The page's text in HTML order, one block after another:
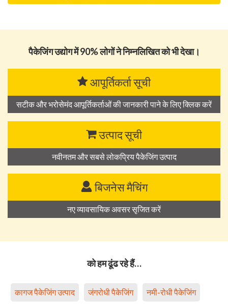
पैकेजिंग उद्योग में 90% लोगों ने निम्नलिखित को भी देखा।
आपूर्तिकर्ता सूची
सटीक और भरोसेमंद आपूर्तिकर्ताओं की जानकारी पाने के लिए क्लिक करें
उत्पाद सूची
नवीनतम और सबसे लोकप्रिय पैकेजिंग उत्पाद
बिजनेस मैचिंग
नए व्यावसायिक अवसर सृजित करें
को हम ढूंढ रहे हैं…
कागज पैकेजिंग उत्पाद जंगरोधी पैकेजिंग नमी-रोधी पैकेजिंग